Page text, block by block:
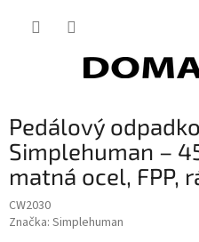
Pedálový
Simplehuman –
matná ocel, FPP,
CW2030
Značka: Simplehuman